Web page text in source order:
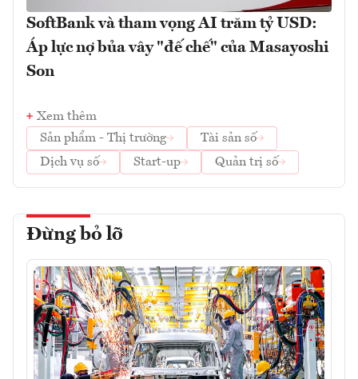
SoftBank và tham vọng AI trăm tỷ USD:
Áp lực nợ bủa vây "đế chế" của Masayoshi
Son
Xem thêm
Sản phẩm - Thị trường
Tài sản số
Dịch vụ số
Start-up Quản trị số
Đừng bỏ lỡ